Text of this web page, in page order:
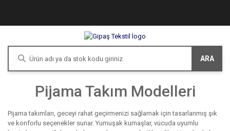
ARA
Pijama Takım Modelleri
Pijama takımları, geceyi rahat geçirmenizi sağlamak için tasarlanmış şık
ve konforlu seçenekler sunar. Yumuşak kumaşlar, vücuda uyumlu